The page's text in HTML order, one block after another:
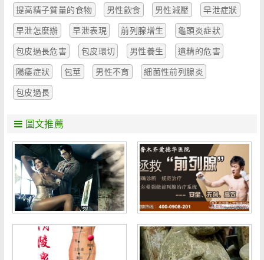
提高精子質量的食物
男性飲食 男性減壓
早泄症狀
早泄怎麼辦
早泄表現 前列腺增生
龜頭炎症狀
包皮過長危害
包皮環切 男性養生
遺精的危害
陽痿症狀
包莖 男性不育
細菌性前列腺炎
包皮過長
圖文推薦